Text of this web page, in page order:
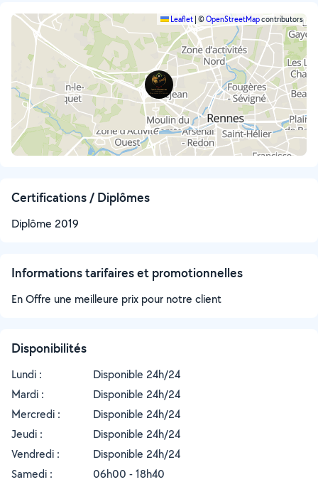
Leaflet ©OpenStreetMapcontributors
Certifications / Diplômes
Diplôme 2019
Informations tarifaires et promotionnelles
En Offre une meilleure prix pour notre client
Disponibilités
Lundi :
Disponible 24h/24
Mardi :
Disponible 24h/24
Mercredi :
Disponible 24h/24
Jeudi :
Disponible 24h/24
Vendredi :
Disponible 24h/24
Samedi :
06h00 - 18h40